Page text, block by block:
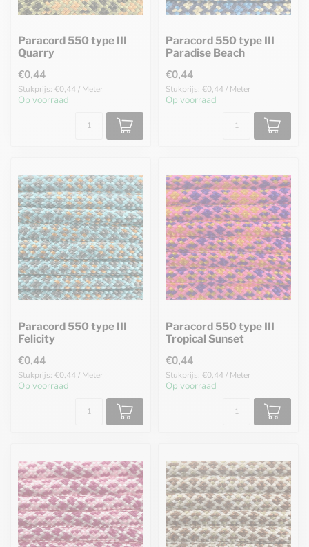
Paracord 550 type III
Quarry
€0,44
Stukprijs: €0,44 / Meter
Op voorraad
Paracord 550 type III
Paradise Beach
€0,44
Stukprijs: €0,44 / Meter
Op voorraad
Paracord 550 type III
Felicity
€0,44
Stukprijs: €0,44 / Meter
Op voorraad
Paracord 550 type III
Tropical Sunset
€0,44
Stukprijs: €0,44 / Meter
Op voorraad